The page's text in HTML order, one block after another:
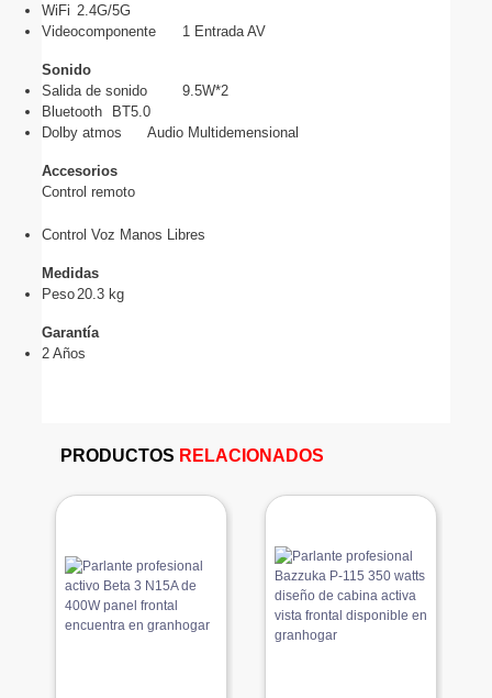
WiFi 2.4G/5G
Videocomponente
1 Entrada AV
Sonido
Salida de sonido
9.5W*2
Bluetooth
BT5.0
Dolby atmos
Audio Multidemensional
Accesorios
Control remoto
Control Voz Manos Libres
Medidas
Peso20.3 kg
Garantía
2 Años
PRODUCTOS RELACIONADOS